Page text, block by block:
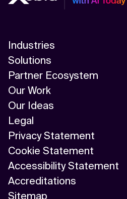
Industries
Solutions
Partner Ecosystem
Our Work
Our Ideas
Legal
Privacy Statement
Cookie Statement
Accessibility Statement
Accreditations
Sitemap